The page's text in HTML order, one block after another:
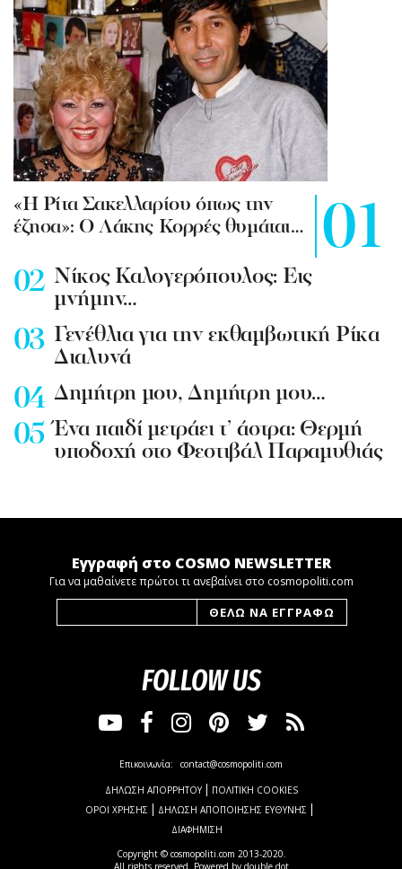
«Η Ρίτα Σακελλαρίου όπως την
έζησα»: Ο Λάκης Κορρές θυμάται…
Νίκος Καλογερόπουλος: Εις
μνήμην…
Γενέθλια για την εκθαμβωτική Ρίκα
Διαλυνά
Δημήτρη μου, Δημήτρη μου…
Ένα παιδί μετράει τ’ άστρα: Θερμή
υποδοχή στο Φεστιβάλ Παραμυθιάς
Εγγραφή στο COSMO NEWSLETTER
Για να μαθαίνετε πρώτοι τι ανεβαίνει στο cosmopoliti.com
FOLLOW US
Copyright © cosmopoliti.com 2013-2020.
All rights reserved. Powered by double dot
Επικοινωνία: contact@cosmopoliti.com
ΔΗΛΩΣΗ ΑΠΟΡΡΗΤΟΥ
ΠΟΛΙΤΙΚΗ COOKIES
ΟΡΟΙ ΧΡΗΣΗΣ
ΔΗΛΩΣΗ ΑΠΟΠΟΙΗΣΗΣ ΕΥΘΥΝΗΣ
ΔΙΑΦΗΜΙΣΗ